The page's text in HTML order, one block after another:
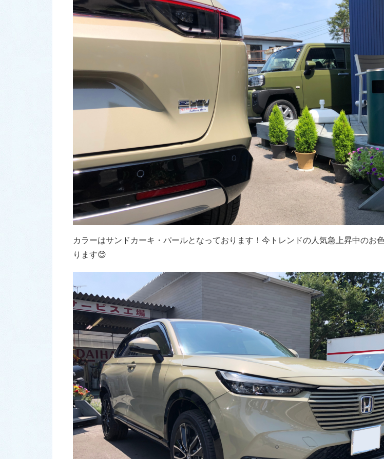
カラーはサンドカーキ・パールとなっております！今トレンドの人気急上昇中のお
ります😊